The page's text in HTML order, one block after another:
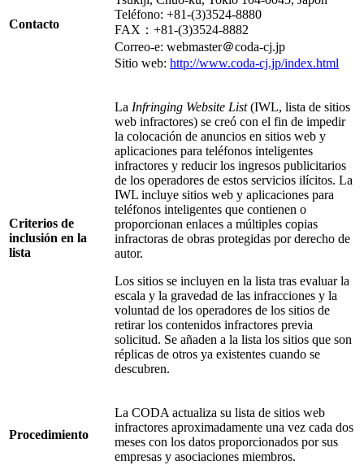
Contacto
Teléfono: +81-(3)3524-8880
FAX：+81-(3)3524-8882
Correo-e: webmaster＠coda-cj.jp
Sitio web: http://www.coda-cj.jp/index.html
Criterios de
inclusión en la
lista
La Infringing Website List(IWL, lista de sitios
web infractores) se creó con el fin de impedir
la colocación de anuncios en sitios web y
aplicaciones para teléfonos inteligentes
infractores y reducir los ingresos publicitarios
de los operadores de estos servicios ilícitos. La
IWL incluye sitios web y aplicaciones para
teléfonos inteligentes que contienen o
proporcionan enlaces a múltiples copias
infractoras de obras protegidas por derecho de
autor.
Los sitios se incluyen en la lista tras evaluar la
escala y la gravedad de las infracciones y la
voluntad de los operadores de los sitios de
retirar los contenidos infractores previa
solicitud. Se añaden a la lista los sitios que son
réplicas de otros ya existentes cuando se
descubren.
Procedimiento
La CODA actualiza su lista de sitios web
infractores aproximadamente una vez cada dos
meses con los datos proporcionados por sus
empresas y asociaciones miembros.